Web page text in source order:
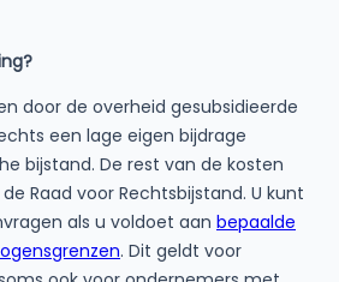
door de overheid gesubsidieerde
een lage eigen bijdrage
bijstand. De rest van de kosten
Raad voor Rechtsbijstand. U kunt
als u voldoet aan bepaalde
. Dit geldt voor